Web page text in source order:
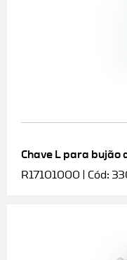
Chave L para bujão
R17101000 | Cód: